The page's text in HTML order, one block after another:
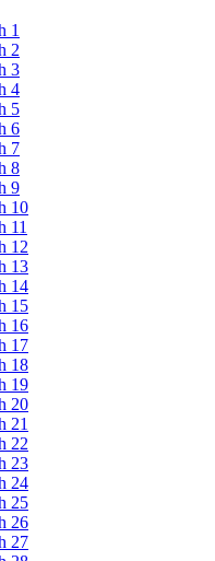
1
2
3
4
5
6
7
8
9
10
11
12
13
14
15
16
17
18
19
20
21
22
23
24
25
26
27